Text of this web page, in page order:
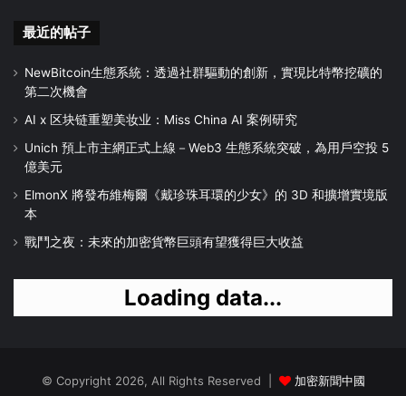
最近的帖子
NewBitcoin生態系統：透過社群驅動的創新，實現比特幣挖礦的
第二次機會
AI x 区块链重塑美妆业：Miss China AI 案例研究
Unich 預上市主網正式上線－Web3 生態系統突破，為用戶空投 5
億美元
ElmonX 將發布維梅爾《戴珍珠耳環的少女》的 3D 和擴增實境版
本
戰鬥之夜：未來的加密貨幣巨頭有望獲得巨大收益
Loading data...
© Copyright 2026, All Rights Reserved | 加密新聞中國